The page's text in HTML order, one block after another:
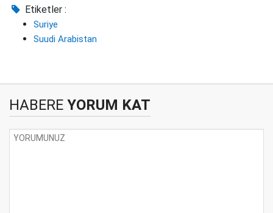
Etiketler :
Suriye
Suudi Arabistan
HABERE YORUM KAT